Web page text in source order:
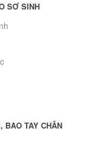
SƠ SINH
BAO TAY CHÂN